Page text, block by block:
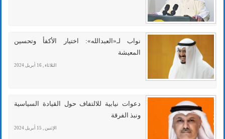
نواب لـ«العبدالله»: اختيار الأكفأ وتحسين
المعيشة
الثلاثاء , 16 أبريل 2024
دعوات نيابية للالتفاف حول القيادة السياسية
ونبذ الفرقة
الإثنين , 15 أبريل 2024